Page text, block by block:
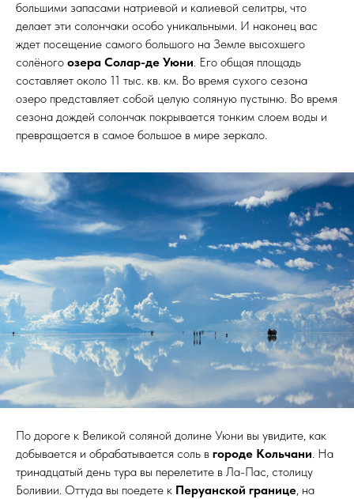
большими запасами натриевой и калиевой селитры, что
делает эти солончаки особо уникальными. И наконец вас
ждет посещение самого большого на Земле высохшего
солёного озера Солар-де Уюни. Его общая площадь
составляет около 11 тыс. кв. км. Во время сухого сезона
озеро представляет собой целую соляную пустыню. Во время
сезона дождей солончак покрывается тонким слоем воды и
превращается в самое большое в мире зеркало.
По дороге к Великой соляной долине Уюни вы увидите, как
добывается и обрабатывается соль в городе Кольчани. На
тринадцатый день тура вы перелетите в Ла-Пас, столицу
Боливии. Оттуда вы поедете к Перуанской границе, на